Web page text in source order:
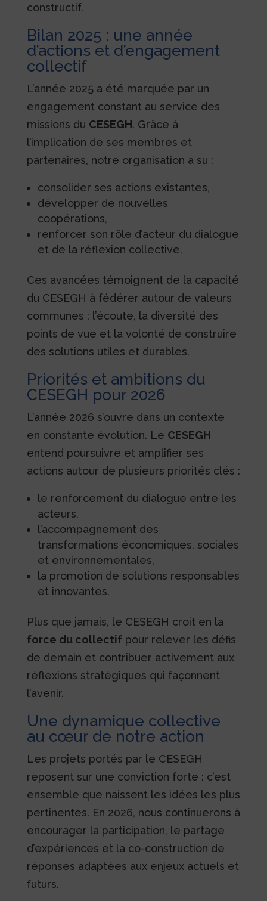
constructif.
Bilan 2025 : une année
d’actions et d’engagement
collectif
L’année 2025 a été marquée par un
engagement constant au service des
missions du CESEGH. Grâce à
l’implication de ses membres et
partenaires, notre organisation a su :
consolider ses actions existantes,
développer de nouvelles
coopérations,
renforcer son rôle d’acteur du dialogue
et de la réflexion collective.
Ces avancées témoignent de la capacité
du CESEGH à fédérer autour de valeurs
communes : l’écoute, la diversité des
points de vue et la volonté de construire
des solutions utiles et durables.
Priorités et ambitions du
CESEGH pour 2026
L’année 2026 s’ouvre dans un contexte
en constante évolution. Le CESEGH
entend poursuivre et amplifier ses
actions autour de plusieurs priorités clés :
le renforcement du dialogue entre les
acteurs,
l’accompagnement des
transformations économiques, sociales
et environnementales,
la promotion de solutions responsables
et innovantes.
Plus que jamais, le CESEGH croit en la
force du collectifpour relever les défis
de demain et contribuer activement aux
réflexions stratégiques qui façonnent
l’avenir.
Une dynamique collective
au cœur de notre action
Les projets portés par le CESEGH
reposent sur une conviction forte : c’est
ensemble que naissent les idées les plus
pertinentes. En 2026, nous continuerons à
encourager la participation, le partage
d’expériences et la co-construction de
réponses adaptées aux enjeux actuels et
futurs.